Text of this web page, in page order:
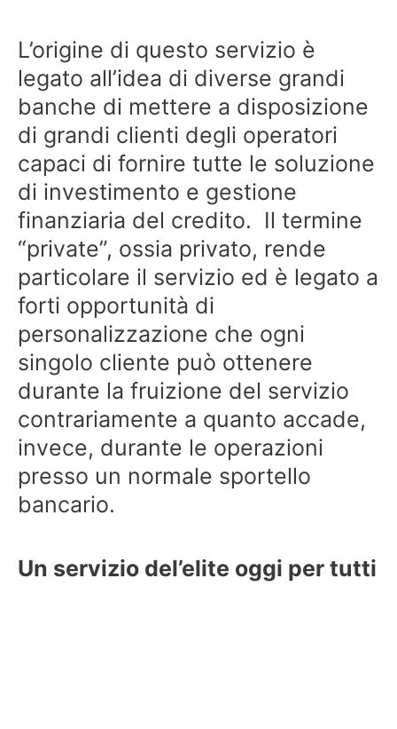
L’origine di questo servizio è
legato all’idea di diverse grandi
banche di mettere a disposizione
di grandi clienti degli operatori
capaci di fornire tutte le soluzione
di investimento e gestione
finanziaria del credito. Il termine
“private”, ossia privato, rende
particolare il servizio ed è legato a
forti opportunità di
personalizzazione che ogni
singolo cliente può ottenere
durante la fruizione del servizio
contrariamente a quanto accade,
invece, durante le operazioni
presso un normale sportello
bancario.
Un servizio del’elite oggi per tutti